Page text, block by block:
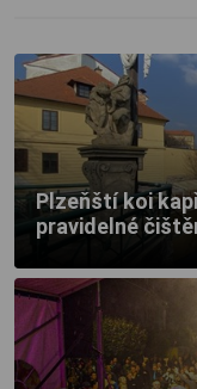
Plzeňští koi
pravidelné